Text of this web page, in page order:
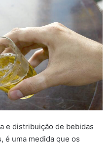
e distribuição de bebidas
é uma medida que os